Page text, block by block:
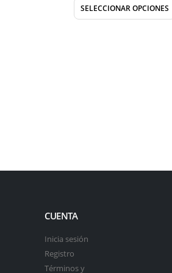
SELECCIONAR OPCIONES
CUENTA
Inicia sesión
Registro
Términos y